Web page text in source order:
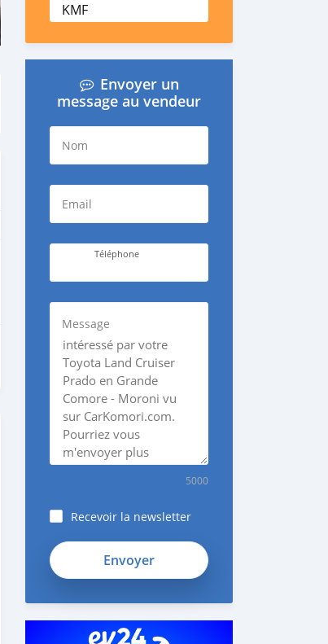
KMF
Envoyer un
message au vendeur
Nom
Email
Téléphone
Message
5000
Recevoir la newsletter